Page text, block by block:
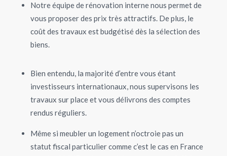
Notre équipe de rénovation interne nous permet de
vous proposer des prix très attractifs. De plus, le
coût des travaux est budgétisé dès la sélection des
biens.
Bien entendu, la majorité d’entre vous étant
investisseurs internationaux, nous supervisons les
travaux sur place et vous délivrons des comptes
rendus réguliers.
Même si meubler un logement n’octroie pas un
statut fiscal particulier comme c’est le cas en France